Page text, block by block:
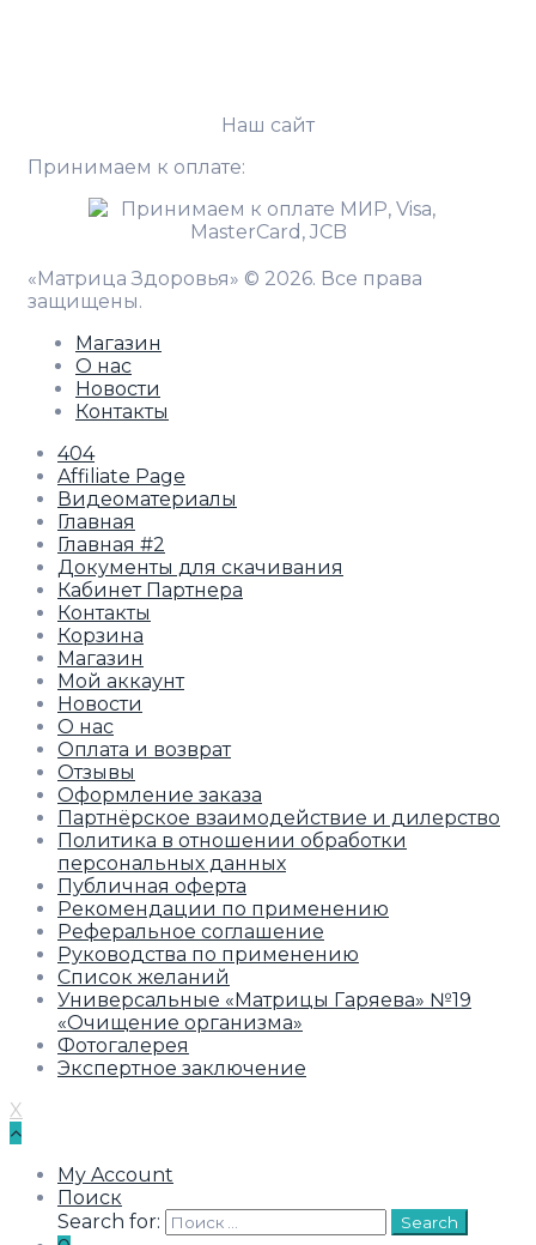
Наш сайт
Принимаем к оплате:
«Матрица Здоровья» © 2026. Все права
защищены.
Магазин
О нас
Новости
Контакты
404
Affiliate Page
Видеоматериалы
Главная
Главная #2
Документы для скачивания
Кабинет Партнера
Контакты
Корзина
Магазин
Мой аккаунт
Новости
О нас
Оплата и возврат
Отзывы
Оформление заказа
Партнёрское взаимодействие и дилерство
Политика в отношении обработки
персональных данных
Публичная оферта
Рекомендации по применению
Реферальное соглашение
Руководства по применению
Список желаний
Универсальные «Матрицы Гаряева» №19
«Очищение организма»
Фотогалерея
Экспертное заключение
X
My Account
Поиск
Search for:
Search